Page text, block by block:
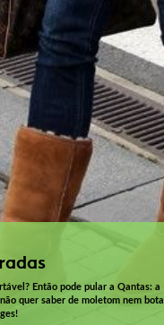
Então pode pular a Qantas: a
quer saber de moletom nem bota